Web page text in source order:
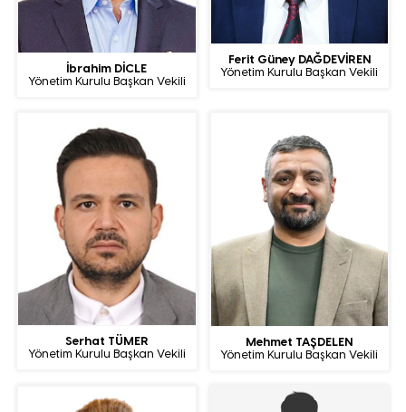
İbrahim DİCLE
Yönetim Kurulu Başkan Vekili
Ferit Güney DAĞDEVİREN
Yönetim Kurulu Başkan Vekili
Serhat TÜMER
Yönetim Kurulu Başkan Vekili
Mehmet TAŞDELEN
Yönetim Kurulu Başkan Vekili